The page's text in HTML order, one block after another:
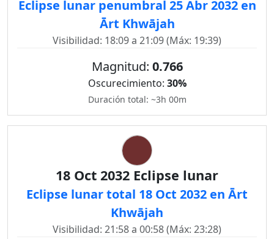
Eclipse lunar penumbral 25 Abr 2032 en
Ārt Khwājah
Visibilidad: 18:09 a 21:09 (Máx: 19:39)
Magnitud: 0.766
Oscurecimiento: 30%
Duración total: ~3h 00m
18 Oct 2032 Eclipse lunar
Eclipse lunar total 18 Oct 2032 en Ārt
Khwājah
Visibilidad: 21:58 a 00:58 (Máx: 23:28)